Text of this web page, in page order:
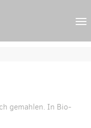
gemahlen. In Bio-